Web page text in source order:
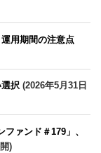
用期間の注意点
択 (2026年5月31日
ァンド＃179」、
)